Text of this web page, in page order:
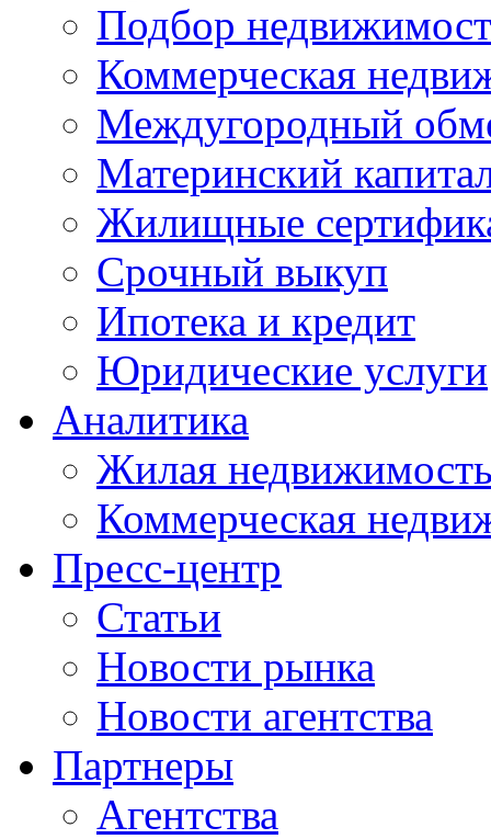
Подбор
Коммерческая
Междугородный
Материнский
Жилищные
Срочный выкуп
Ипотека и кредит
Юридические услуги
Аналитика
Жилая
Коммерческая
Пресс-центр
Статьи
Новости рынка
Новости агентства
Партнеры
Агентства